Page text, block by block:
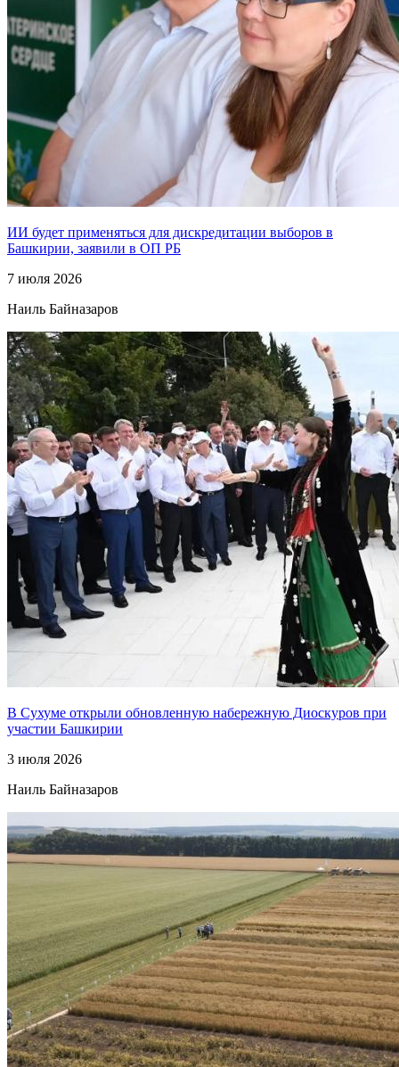
ИИ будет применяться для дискредитации выборов в
Башкирии, заявили в ОП РБ
7 июля 2026
Наиль Байназаров
В Сухуме открыли обновленную набережную Диоскуров при
участии Башкирии
3 июля 2026
Наиль Байназаров